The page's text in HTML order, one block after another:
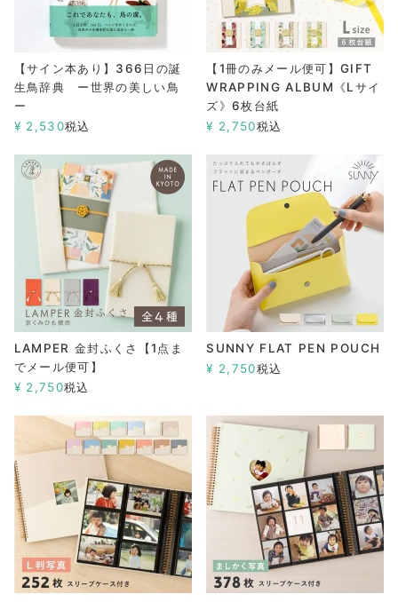
【サイン本あり】366日の誕
生鳥辞典 ー世界の美しい鳥
ー
¥ 2,530税込
【1冊のみメール便可】GIFT
WRAPPING ALBUM《Lサイ
ズ》6枚台紙
¥ 2,750税込
LAMPER 金封ふくさ【1点ま
でメール便可】
¥ 2,750税込
SUNNY FLAT PEN POUCH
¥ 2,750税込